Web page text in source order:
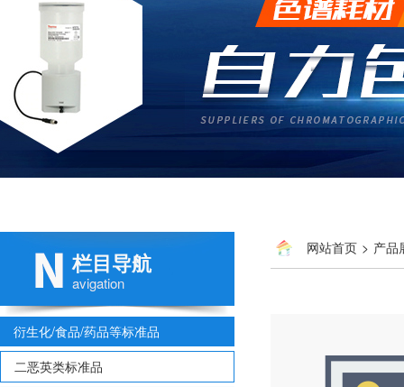
栏目导航
avigation
衍生化/食品/药品等标准品
二恶英类标准品
网站首页 > 产品